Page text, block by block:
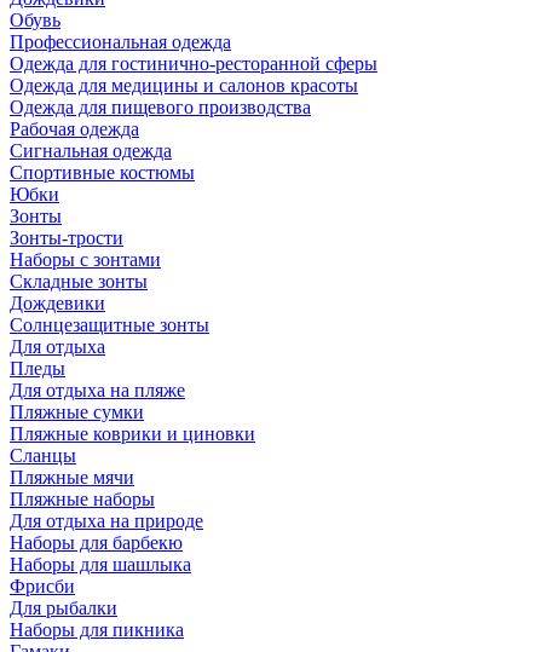
Обувь
Профессиональная одежда
Одежда для гостинично-ресторанной сферы
Одежда для медицины и салонов красоты
Одежда для пищевого производства
Рабочая одежда
Сигнальная одежда
Спортивные костюмы
Юбки
Зонты
Зонты-трости
Наборы с зонтами
Складные зонты
Дождевики
Солнцезащитные зонты
Для отдыха
Пледы
Для отдыха на пляже
Пляжные сумки
Пляжные коврики и циновки
Сланцы
Пляжные мячи
Пляжные наборы
Для отдыха на природе
Наборы для барбекю
Наборы для шашлыка
Фрисби
Для рыбалки
Наборы для пикника